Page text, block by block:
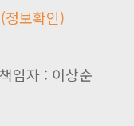
(정보확인)
임자 : 이상순